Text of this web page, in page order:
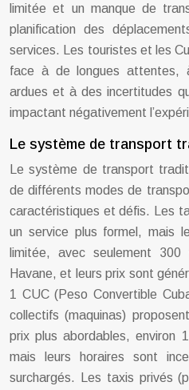
limitée et un manque de
planification des
services. Les touristes et les
face à de longues attentes,
ardues et à des incertitudes
impactant négativement
Le système de transport
Le système de transport
de différents modes de
caractéristiques et défis. Les
un service plus formel, mais
limitée, avec seulement 300
Havane, et leurs prix sont
1 CUC (Peso Convertible
collectifs (maquinas)
prix plus abordables, environ
mais leurs horaires sont
surchargés. Les taxis privés